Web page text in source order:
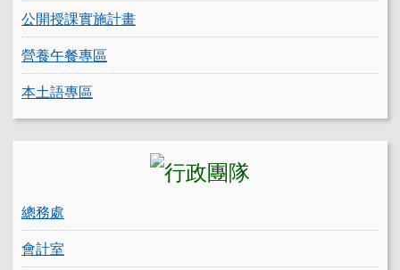
公開授課實施計畫
營養午餐專區
本土語專區
總務處
會計室